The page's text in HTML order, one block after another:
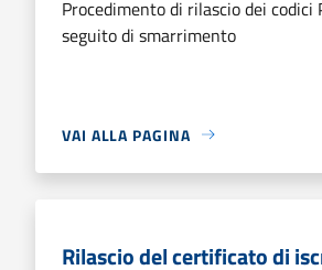
Procedimento di rilascio dei codici
seguito di smarrimento
VAI ALLA PAGINA
Rilascio del certificato di